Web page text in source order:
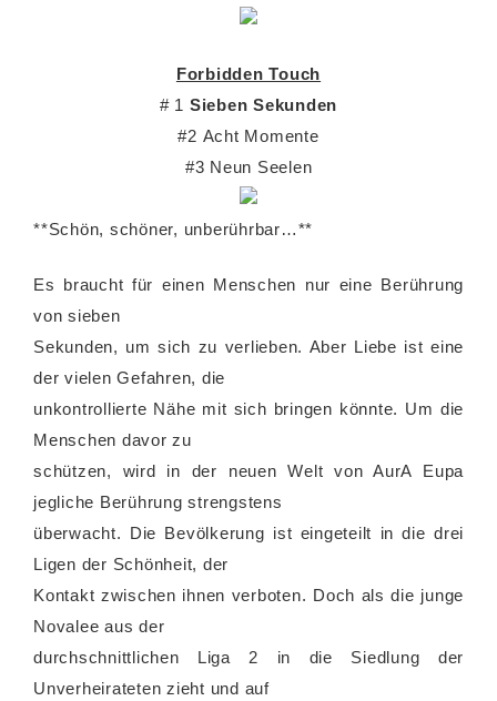
Forbidden Touch
# 1 Sieben Sekunden
#2 Acht Momente
#3 Neun Seelen
**Schön, schöner, unberührbar…**
Es braucht für einen Menschen nur eine Berührung
von sieben
Sekunden, um sich zu verlieben. Aber Liebe ist eine
der vielen Gefahren, die
unkontrollierte Nähe mit sich bringen könnte. Um die
Menschen davor zu
schützen, wird in der neuen Welt von AurA Eupa
jegliche Berührung strengstens
überwacht. Die Bevölkerung ist eingeteilt in die drei
Ligen der Schönheit, der
Kontakt zwischen ihnen verboten. Doch als die junge
Novalee aus der
durchschnittlichen Liga 2 in die Siedlung der
Unverheirateten zieht und auf